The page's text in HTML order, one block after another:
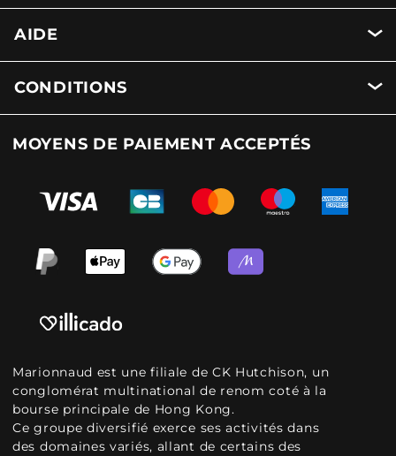
AIDE
CONDITIONS
MOYENS DE PAIEMENT ACCEPTÉS
Marionnaud est une filiale de CK Hutchison, un
conglomérat multinational de renom coté à la
bourse principale de Hong Kong.
Ce groupe diversifié exerce ses activités dans
des domaines variés, allant de certains des